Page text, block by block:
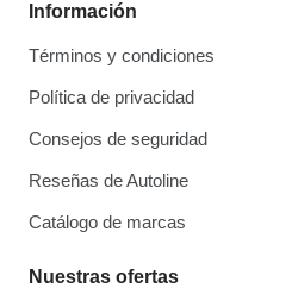
Información
Términos y condiciones
Política de privacidad
Consejos de seguridad
Reseñas de Autoline
Catálogo de marcas
Nuestras ofertas